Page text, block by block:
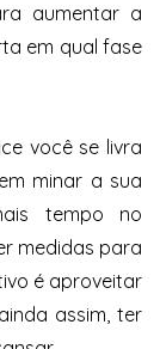
aumentar a
em qual fase
você se livra
minar a sua
tempo no
medidas para
é aproveitar
assim, ter